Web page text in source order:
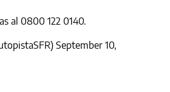
al 0800 122 0140.
September 10,